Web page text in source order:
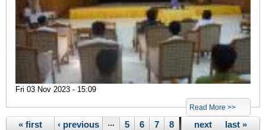
Fri 03 Nov 2023 - 15:09
Read More >>
Pages
« first ‹ previous … 5 6 7 8 10 11
12
next › last »